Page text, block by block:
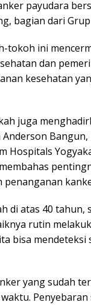
payudara
bagian dari Grup
tokoh ini
dan
kesehatan
juga
Bangun,
Hospitals
penanganan
di atas 40 tahun,
rutin
bisa mendeteksi
yang sudah